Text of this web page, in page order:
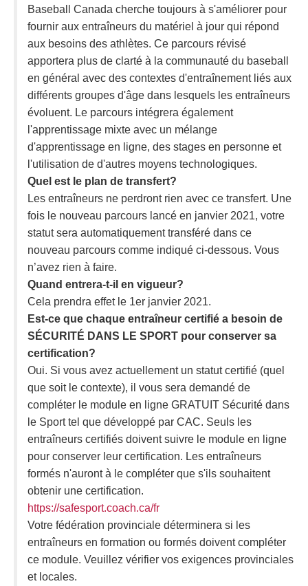
Baseball Canada cherche toujours à s'améliorer pour
fournir aux entraîneurs du matériel à jour qui répond
aux besoins des athlètes. Ce parcours révisé
apportera plus de clarté à la communauté du baseball
en général avec des contextes d'entraînement liés aux
différents groupes d'âge dans lesquels les entraîneurs
évoluent. Le parcours intégrera également
l'apprentissage mixte avec un mélange
d'apprentissage en ligne, des stages en personne et
l'utilisation de d'autres moyens technologiques.
Quel est le plan de transfert?
Les entraîneurs ne perdront rien avec ce transfert. Une
fois le nouveau parcours lancé en janvier 2021, votre
statut sera automatiquement transféré dans ce
nouveau parcours comme indiqué ci-dessous. Vous
n’avez rien à faire.
Quand entrera-t-il en vigueur?
Cela prendra effet le 1er janvier 2021.
Est-ce que chaque entraîneur certifié a besoin de
SÉCURITÉ DANS LE SPORT pour conserver sa
certification?
Oui. Si vous avez actuellement un statut certifié (quel
que soit le contexte), il vous sera demandé de
compléter le module en ligne GRATUIT Sécurité dans
le Sport tel que développé par CAC. Seuls les
entraîneurs certifiés doivent suivre le module en ligne
pour conserver leur certification. Les entraîneurs
formés n'auront à le compléter que s'ils souhaitent
obtenir une certification.
https://safesport.coach.ca/fr
Votre fédération provinciale déterminera si les
entraîneurs en formation ou formés doivent compléter
ce module. Veuillez vérifier vos exigences provinciales
et locales.